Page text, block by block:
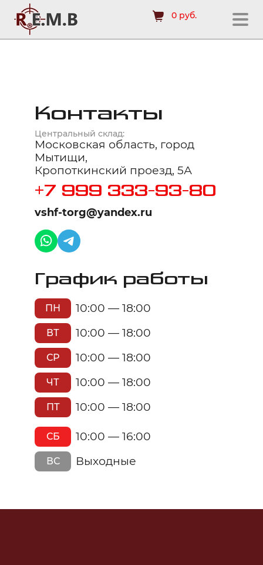
0 руб.
Контакты
Центральный склад:
Московская область, город
Мытищи,
Кропоткинский проезд, 5А
+7 999 333-93-80
vshf-torg@yandex.ru
График работы
ПН 10:00 — 18:00
ВТ 10:00 — 18:00
СР 10:00 — 18:00
ЧТ 10:00 — 18:00
ПТ 10:00 — 18:00
СБ 10:00 — 16:00
ВС Выходные